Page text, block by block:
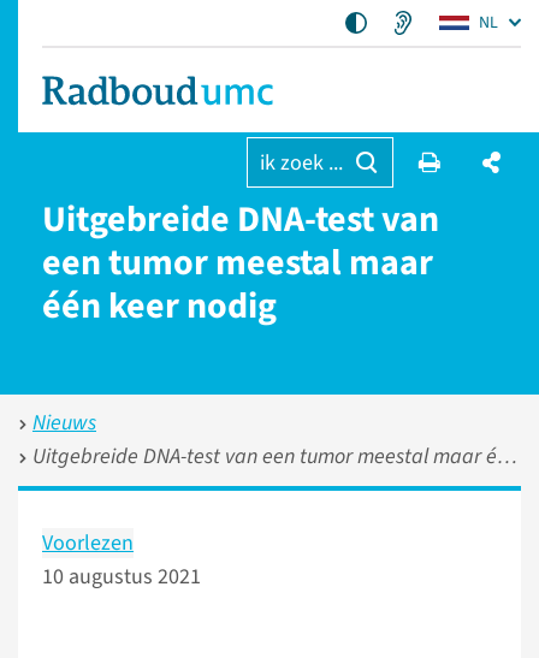
NL
ik zoek ...
Uitgebreide DNA-test van
een tumor meestal maar
één keer nodig
Nieuws
Uitgebreide DNA-test van een tumor meestal maar één keer nodig
Voorlezen
10 augustus 2021